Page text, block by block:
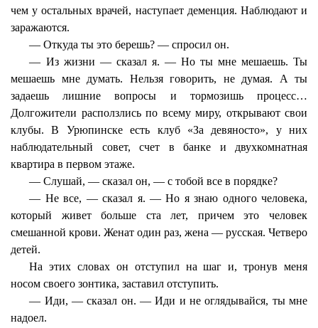
чем у остальных врачей, наступает деменция. Наблюдают и
заражаются.
— Откуда ты это берешь? — спросил он.
— Из жизни — сказал я. — Но ты мне мешаешь. Ты
мешаешь мне думать. Нельзя говорить, не думая. А ты
задаешь лишние вопросы и тормозишь процесс…
Долгожители расползлись по всему миру, открывают свои
клубы. В Урюпинске есть клуб «За девяносто», у них
наблюдательный совет, счет в банке и двухкомнатная
квартира в первом этаже.
— Слушай, — сказал он, — с тобой все в порядке?
— Не все, — сказал я. — Но я знаю одного человека,
который живет больше ста лет, причем это человек
смешанной крови. Женат один раз, жена — русская. Четверо
детей.
На этих словах он отступил на шаг и, тронув меня
носом своего зонтика, заставил отступить.
— Иди, — сказал он. — Иди и не оглядывайся, ты мне
надоел.